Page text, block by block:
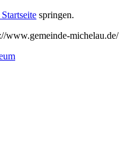
springen.
www.gemeinde-michelau.de/